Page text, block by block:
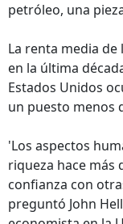
petróleo, una
La renta media
en la última
Estados Unidos
un puesto menos
'Los aspectos
riqueza hace más
confianza con
preguntó John